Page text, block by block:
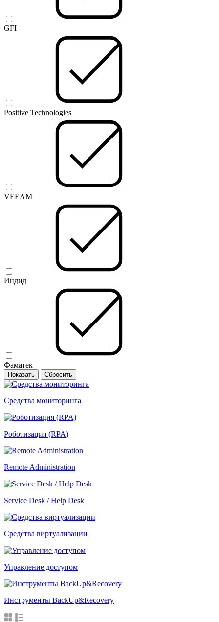
GFI
Positive Technologies
VEEAM
Индид
Фаматек
Средства мониторинга
Роботизация (RPA)
Remote Administration
Service Desk / Help Desk
Средства виртуализации
Управление доступом
Инструменты BackUp&Recovery